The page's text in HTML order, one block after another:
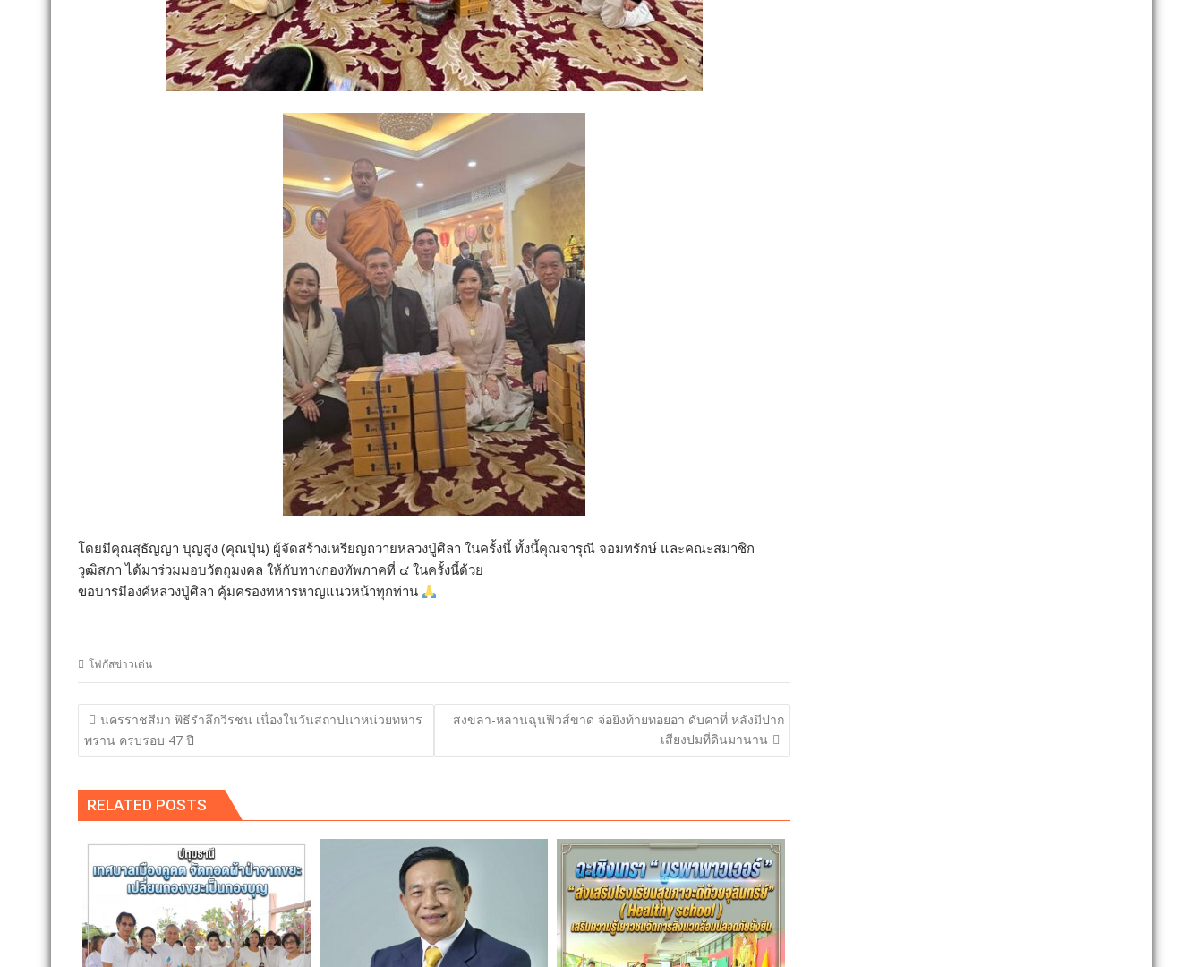
โดยมีคุณสุธัญญา บุญสูง (คุณปุ่น) ผู้จัดสร้างเหรียญถวายหลวงปู่ศิลา ในครั้งนี้ ทั้งนี้คุณจารุณี จอมทรักษ์ และคณะสมาชิก
วุฒิสภา ได้มาร่วมมอบวัตถุมงคล ให้กับทางกองทัพภาคที่ ๔ ในครั้งนี้ด้วย
ขอบารมีองค์หลวงปู่ศิลา คุ้มครองทหารหาญแนวหน้าทุกท่าน
โฟกัสข่าวเด่น
แนะแนว
เรื่อง
นครราชสีมา พิธีรำลึกวีรชน เนื่องในวันสถาปนาหน่วยทหาร
พราน ครบรอบ 47 ปี
สงขลา-หลานฉุนฟิวส์ขาด จ่อยิงท้ายทอยอา ดับคาที่ หลังมีปาก
เสียงปมที่ดินมานาน
RELATED POSTS